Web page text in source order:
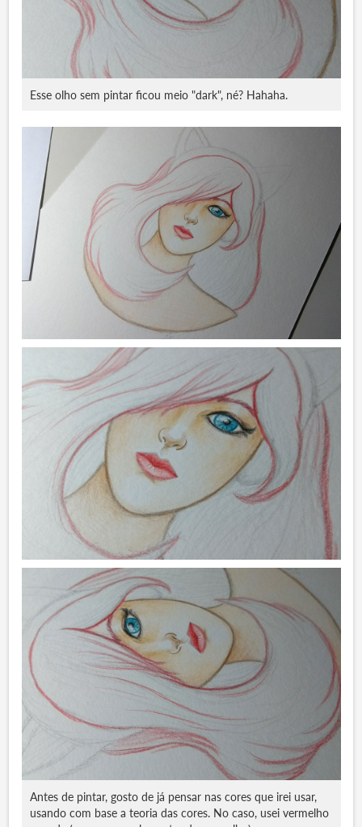
Esse olho sem pintar ficou meio "dark", né? Hahaha.
Antes de pintar, gosto de já pensar nas cores que irei usar,
usando com base a teoria das cores. No caso, usei vermelho